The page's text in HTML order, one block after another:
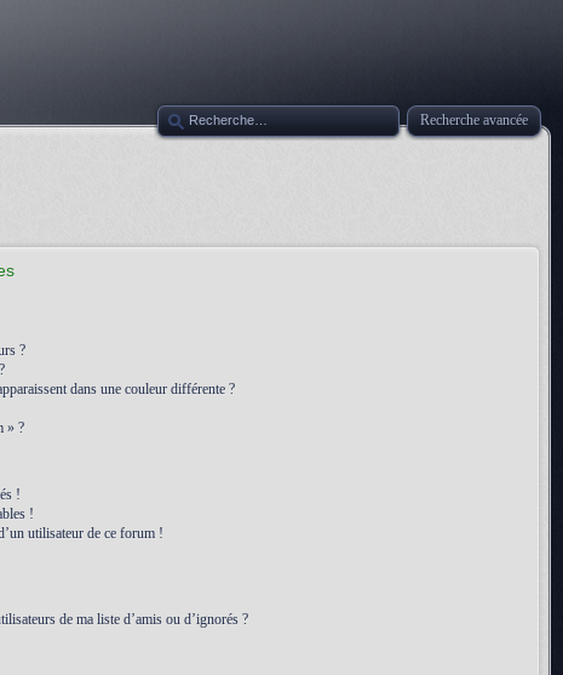
Recherche avancée
?
dans une couleur différente ?
» ?
!
!
utilisateur de ce forum !
de ma liste d’amis ou d’ignorés ?